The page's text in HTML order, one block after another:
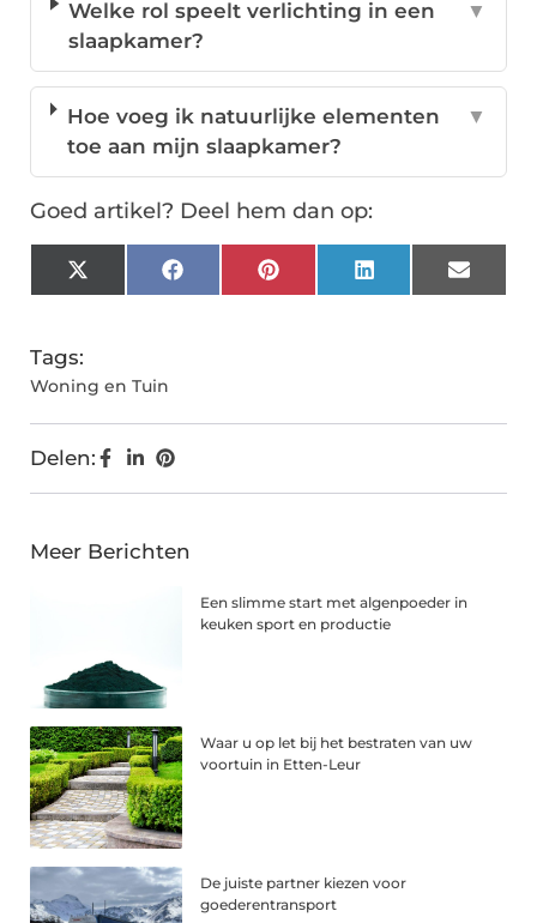
Welke rol speelt verlichting in een
slaapkamer?
▼
Hoe voeg ik natuurlijke elementen
toe aan mijn slaapkamer?
▼
Goed artikel? Deel hem dan op:
X
(Twitter)
FacebookPinterestLinkedInEmail
Tags:
Woning en Tuin
Delen:
Meer Berichten
Een slimme start met algenpoeder in
keuken sport en productie
Waar u op let bij het bestraten van uw
voortuin in Etten-Leur
De juiste partner kiezen voor
goederentransport